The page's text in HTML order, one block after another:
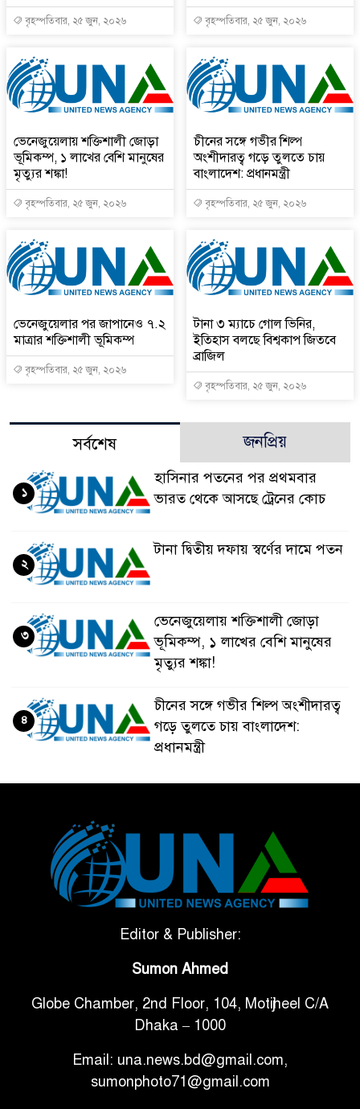
বৃহস্পতিবার, ২৫ জুন, ২০২৬ বৃহস্পতিবার, ২৫ জুন, ২০২৬
ভেনেজুয়েলায় শক্তিশালী জোড়া
ভূমিকম্প, ১ লাখের বেশি মানুষের
মৃত্যুর শঙ্কা!
বৃহস্পতিবার, ২৫ জুন, ২০২৬
চীনের সঙ্গে গভীর শিল্প
অংশীদারত্ব গড়ে তুলতে চায়
বাংলাদেশ: প্রধানমন্ত্রী
বৃহস্পতিবার, ২৫ জুন, ২০২৬
ভেনেজুয়েলার পর জাপানেও ৭.২
মাত্রার শক্তিশালী ভূমিকম্প
বৃহস্পতিবার, ২৫ জুন, ২০২৬
টানা ৩ ম্যাচে গোল ভিনির,
ইতিহাস বলছে বিশ্বকাপ জিতবে
ব্রাজিল
বৃহস্পতিবার, ২৫ জুন, ২০২৬
সর্বশেষ জনপ্রিয়
হাসিনার পতনের পর প্রথমবার
ভারত থেকে আসছে ট্রেনের কোচ
১
টানা দ্বিতীয় দফায় স্বর্ণের দামে পতন
২
ভেনেজুয়েলায় শক্তিশালী জোড়া
ভূমিকম্প, ১ লাখের বেশি মানুষের
মৃত্যুর শঙ্কা!
৩
চীনের সঙ্গে গভীর শিল্প অংশীদারত্ব
গড়ে তুলতে চায় বাংলাদেশ:
প্রধানমন্ত্রী
৪
টানা ৩ ম্যাচে গোল ভিনির, ইতিহাস
বলছে বিশ্বকাপ জিতবে ব্রাজিল
সরকারি ৩শ কেজি বই বিক্রির
গাড়ি বিক্রির পর মালিকানা
পরিবর্তনে কঠোর নির্দেশনা
আ.লীগ ও বিএনপির বিরুদ্ধে
Editor & Publisher:
Sumon Ahmed
Globe Chamber, 2nd Floor, 104, Motijheel C/A
Dhaka – 1000
Email: una.news.bd@gmail.com,
sumonphoto71@gmail.com